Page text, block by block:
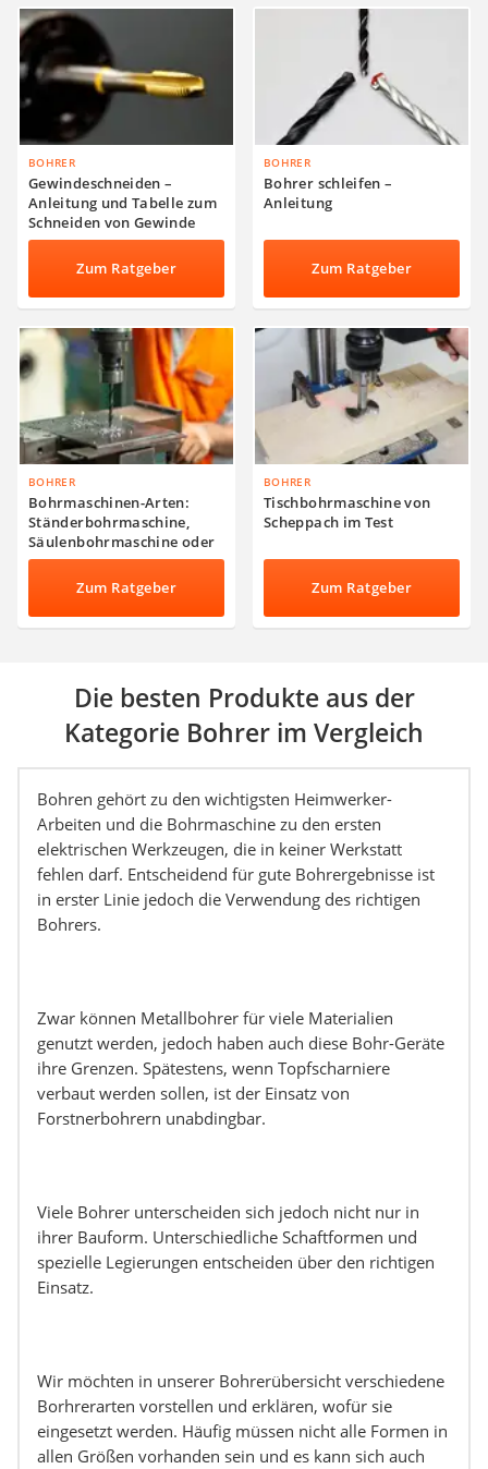
BOHRER
Gewindeschneiden –
Anleitung und Tabelle zum
Schneiden von Gewinde
Zum Ratgeber
BOHRER
Bohrer schleifen –
Anleitung
Zum Ratgeber
BOHRER
Bohrmaschinen-Arten:
Ständerbohrmaschine,
Säulenbohrmaschine oder
Tischbohrmaschine?
Zum Ratgeber
BOHRER
Tischbohrmaschine von
Scheppach im Test
Zum Ratgeber
Die besten Produkte aus der
Kategorie Bohrer im Vergleich
Bohren gehört zu den wichtigsten Heimwerker-
Arbeiten und die Bohrmaschine zu den ersten
elektrischen Werkzeugen, die in keiner Werkstatt
fehlen darf. Entscheidend für gute Bohrergebnisse ist
in erster Linie jedoch die Verwendung des richtigen
Bohrers.
Zwar können Metallbohrer für viele Materialien
genutzt werden, jedoch haben auch diese Bohr-Geräte
ihre Grenzen. Spätestens, wenn Topfscharniere
verbaut werden sollen, ist der Einsatz von
Forstnerbohrern unabdingbar.
Viele Bohrer unterscheiden sich jedoch nicht nur in
ihrer Bauform. Unterschiedliche Schaftformen und
spezielle Legierungen entscheiden über den richtigen
Einsatz.
Wir möchten in unserer Bohrerübersicht verschiedene
Borhrerarten vorstellen und erklären, wofür sie
eingesetzt werden. Häufig müssen nicht alle Formen in
allen Größen vorhanden sein und es kann sich auch